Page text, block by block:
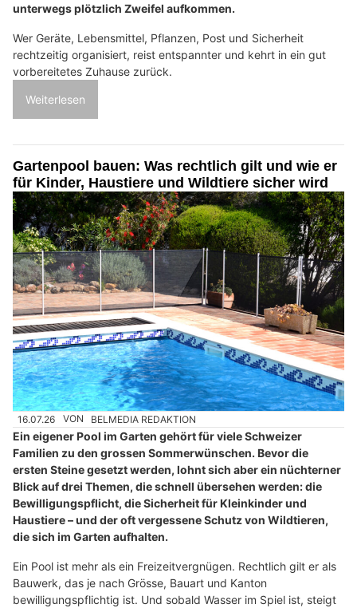
unterwegs plötzlich Zweifel aufkommen.
Wer Geräte, Lebensmittel, Pflanzen, Post und Sicherheit
rechtzeitig organisiert, reist entspannter und kehrt in ein gut
vorbereitetes Zuhause zurück.
Weiterlesen
Gartenpool bauen: Was rechtlich gilt und wie er
für Kinder, Haustiere und Wildtiere sicher wird
16.07.26 VON BELMEDIA REDAKTION
Ein eigener Pool im Garten gehört für viele Schweizer
Familien zu den grossen Sommerwünschen. Bevor die
ersten Steine gesetzt werden, lohnt sich aber ein nüchterner
Blick auf drei Themen, die schnell übersehen werden: die
Bewilligungspflicht, die Sicherheit für Kleinkinder und
Haustiere – und der oft vergessene Schutz von Wildtieren,
die sich im Garten aufhalten.
Ein Pool ist mehr als ein Freizeitvergnügen. Rechtlich gilt er als
Bauwerk, das je nach Grösse, Bauart und Kanton
bewilligungspflichtig ist. Und sobald Wasser im Spiel ist, steigt